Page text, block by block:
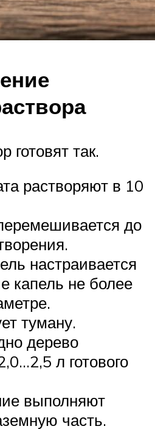
готовят так.
растворяют в 10
до
настраивается
капель не более
туману.
дерево
л готового
выполняют
часть.